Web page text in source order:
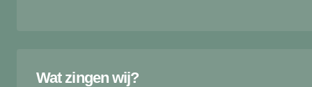
Wat zingen wij?